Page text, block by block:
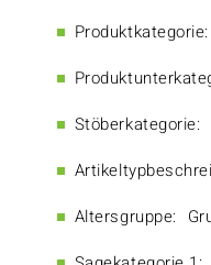
Produktkategorie:
Stöberkategorie:
Altersgruppe: